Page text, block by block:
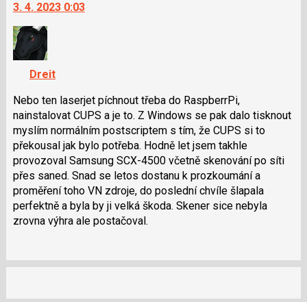
a
P
pro
předchozí
nový
další
nový
názor.
K
navigaci
lze
použít
i
klávesy
N
pro
následující
a
P
pro
názor
3. 4. 2023 0:03
Dreit
Nebo ten laserjet píchnout třeba do RaspberrPi,
nainstalovat CUPS a je to. Z Windows se pak dalo tisknout
myslím normálním postscriptem s tím, že CUPS si to
překousal jak bylo potřeba. Hodně let jsem takhle
provozoval Samsung SCX-4500 včetně skenování po síti
přes saned. Snad se letos dostanu k prozkoumání a
proměření toho VN zdroje, do poslední chvíle šlapala
perfektně a byla by ji velká škoda. Skener sice nebyla
zrovna výhra ale postačoval.